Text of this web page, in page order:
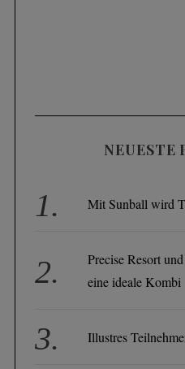
NEUESTE
Mit Sunball wird
Precise Resort
eine ideale Kombi
Illustres